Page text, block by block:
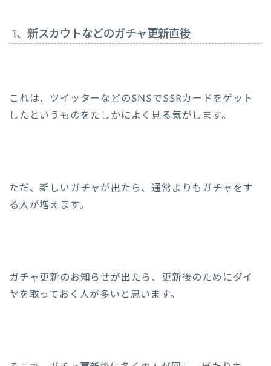
1、新スカウトなどのガチャ更新直後
これは、ツイッターなどのSNSでSSRカードをゲット
したというものをたしかによく見る気がします。
ただ、新しいガチャが出たら、通常よりもガチャをす
る人が増えます。
ガチャ更新のお知らせが出たら、更新後のためにダイ
ヤを取っておく人が多いと思います。